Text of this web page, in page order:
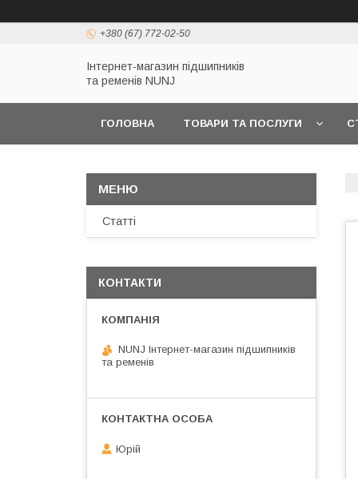
+380 (67) 772-02-50
Інтернет-магазин підшипників
та ременів NUNJ
ГОЛОВНА ТОВАРИ ТА ПОСЛУГИ
Статті
КОНТАКТИ
NUNJ Інтернет-магазин підшипників
та ременів
Юрій